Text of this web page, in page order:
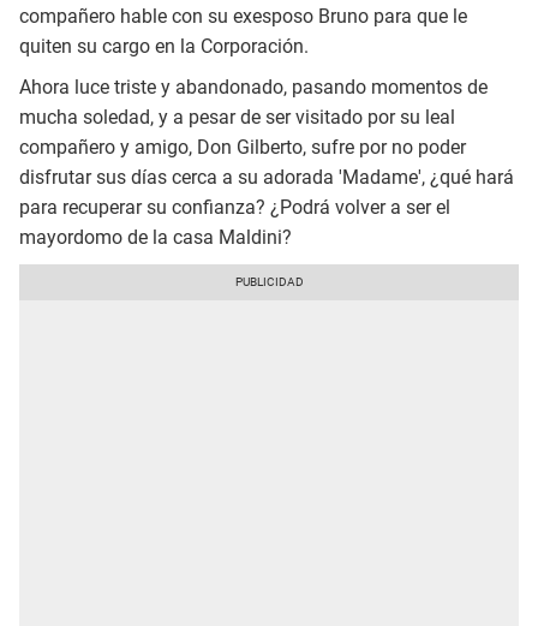
compañero hable con su exesposo Bruno para que le
quiten su cargo en la Corporación.
Ahora luce triste y abandonado, pasando momentos de
mucha soledad, y a pesar de ser visitado por su leal
compañero y amigo, Don Gilberto, sufre por no poder
disfrutar sus días cerca a su adorada 'Madame', ¿qué hará
para recuperar su confianza? ¿Podrá volver a ser el
mayordomo de la casa Maldini?